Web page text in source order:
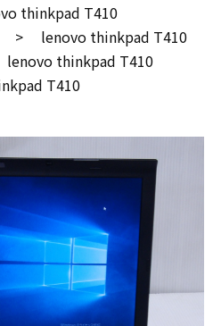
thinkpad T410
>
lenovo thinkpad T410
lenovo thinkpad T410
T410